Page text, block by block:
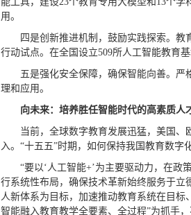
用。
四是创新推进机制，鼓励实践探索。
行动试点。在全国设立509所人工智能教育
五是强化安全保障，确保智能向善。
理和应用。
向未来：培养胜任智能时代的高素质人
当前，全球数字教育发展迅猛，美国
入。“十五五”时期，如何保持我国教育数字
“要以‘人工智能+’为主要驱动力，在
行系统性布局，确保技术革新始终服务于
人新体系为目标，加速推动教育系统在目
智能融入教育教学全要素、全过程”为抓手